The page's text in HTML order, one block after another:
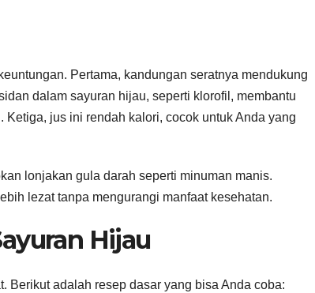
Pertama, kandungan seratnya mendukung
dalam sayuran hijau, seperti klorofil, membantu
jus ini rendah kalori, cocok untuk Anda yang
lonjakan gula darah seperti minuman manis.
lezat tanpa mengurangi manfaat kesehatan.
Hijau
Berikut adalah resep dasar yang bisa Anda coba: